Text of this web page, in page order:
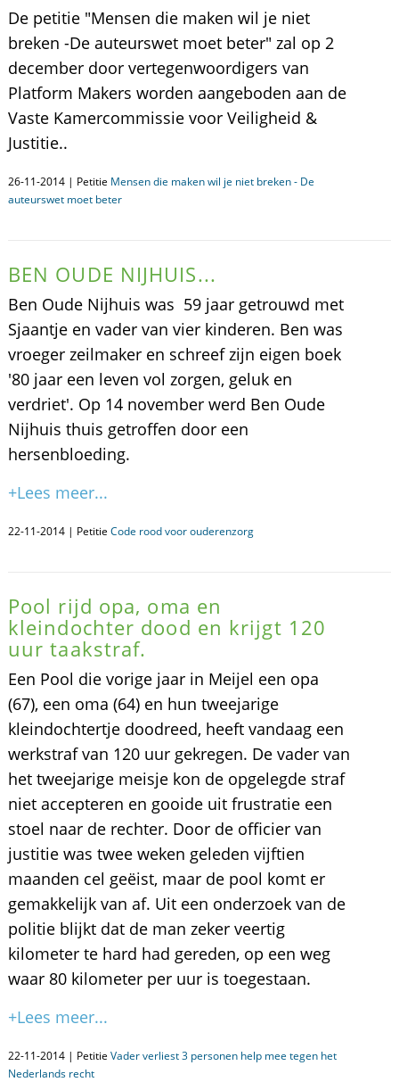
De petitie "Mensen die maken wil je niet
breken -De auteurswet moet beter" zal op 2
december door vertegenwoordigers van
Platform Makers worden aangeboden aan de
Vaste Kamercommissie voor Veiligheid &
Justitie..
26-11-2014 | Petitie Mensen die maken wil je niet breken - De
auteurswet moet beter
BEN OUDE NIJHUIS...
Ben Oude Nijhuis was 59 jaar getrouwd met
Sjaantje en vader van vier kinderen. Ben was
vroeger zeilmaker en schreef zijn eigen boek
'80 jaar een leven vol zorgen, geluk en
verdriet'. Op 14 november werd Ben Oude
Nijhuis thuis getroffen door een
hersenbloeding.
+Lees meer...
22-11-2014 | Petitie Code rood voor ouderenzorg
Pool rijd opa, oma en
kleindochter dood en krijgt 120
uur taakstraf.
Een Pool die vorige jaar in Meijel een opa
(67), een oma (64) en hun tweejarige
kleindochtertje doodreed, heeft vandaag een
werkstraf van 120 uur gekregen. De vader van
het tweejarige meisje kon de opgelegde straf
niet accepteren en gooide uit frustratie een
stoel naar de rechter. Door de officier van
justitie was twee weken geleden vijftien
maanden cel geëist, maar de pool komt er
gemakkelijk van af. Uit een onderzoek van de
politie blijkt dat de man zeker veertig
kilometer te hard had gereden, op een weg
waar 80 kilometer per uur is toegestaan.
+Lees meer...
22-11-2014 | Petitie Vader verliest 3 personen help mee tegen het
Nederlands recht